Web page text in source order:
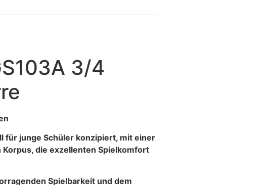
3/4
für junge Schüler konzipiert, mit einer
Korpus, die exzellenten Spielkomfort
Spielbarkeit und dem